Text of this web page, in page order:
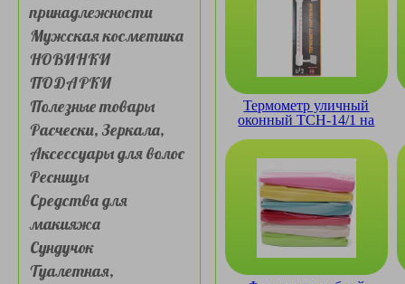
принадлежности
Мужская косметика
НОВИНКИ
ПОДАРКИ
Полезные товары
Расчески, Зеркала,
Аксессуары для волос
Ресницы
Средства для
макияжа
Сундучок
Туалетная,
Термометр уличный
оконный TCH-14/1 на